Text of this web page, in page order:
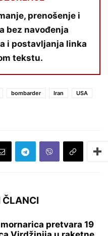
prenošenje i
bez navođenja
i postavljanja linka
tekstu.
bombarder Iran
USA
ČLANCI
pretvara 19